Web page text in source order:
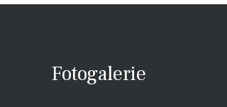
Fotogalerie